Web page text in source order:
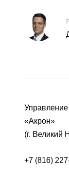
«Акрон»
(г. Великий
+7 (816)